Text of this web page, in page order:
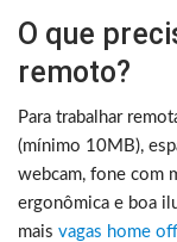
O que
remoto?
Para trabalhar
(mínimo 10MB),
webcam, fone com
ergonômica e boa
mais vagas home